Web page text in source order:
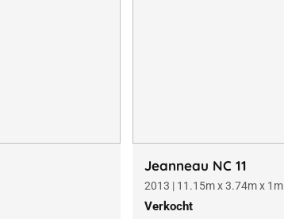
Jeanneau NC 11
2013 | 11.15m x 3.74m x 1m
Verkocht